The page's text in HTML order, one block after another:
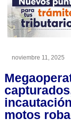
noviembre 11, 2025
motos